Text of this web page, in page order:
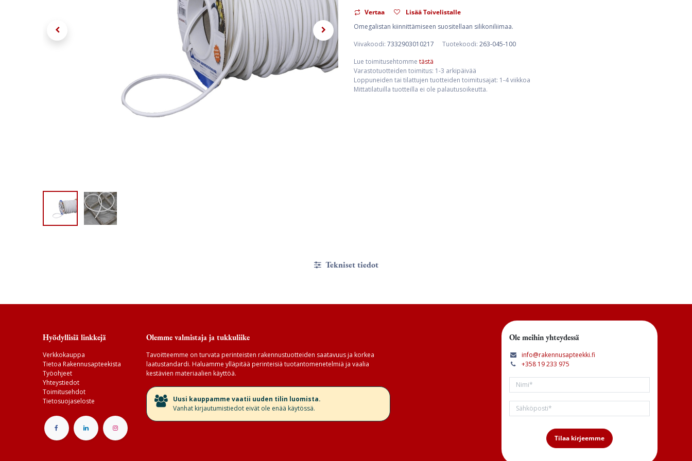
Vertaa
Lisää Toivelistalle
Omegalistan kiinnittämiseen suositellaan silikoniliimaa.
Viivakoodi: 7332903010217 Tuotekoodi: 263-045-100
Lue toimitusehtomme tästä
Varastotuotteiden toimitus: 1-3 arkipäivää
Loppuneiden tai tilattujen tuotteiden toimitusajat: 1-4 viikkoa
Mittatilatuilla tuotteilla ei ole palautusoikeutta.
Tekniset tiedot
Hyödyllisiä linkkejä
Verkkokauppa
Tietoa Rakennusapteekista
Työohjeet
Yhteystiedot
Toimitusehdot
Tietosuojaseloste
Olemme valmistaja ja tukkuliike
Tavoitteemme on turvata perinteisten rakennustuotteiden saatavuus ja korkea
laatustandardi. Haluamme ylläpitää perinteisiä tuotantomenetelmiä ja vaalia
kestävien materiaalien käyttöä.
​Uusi kauppamme vaatii uuden tilin luomista.
Vanhat kirjautumistiedot eivät ole enää käytössä.
Ole meihin yhteydessä
info@rakennusapteekki.fi
+358 19 233 975
Tilaa kirjeemme